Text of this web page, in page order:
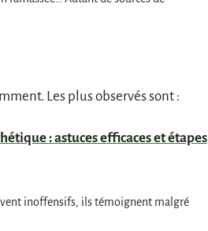
Les plus observés sont :
: astuces efficaces et étapes
inoffensifs, ils témoignent malgré